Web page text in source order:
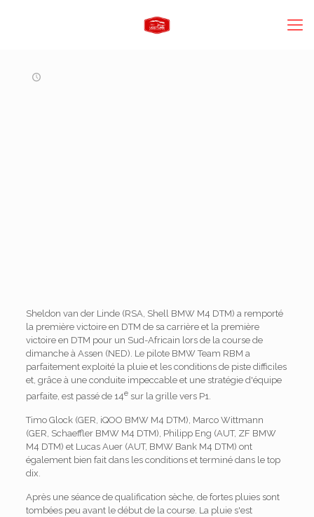
Sheldon van der Linde (RSA, Shell BMW M4 DTM) a remporté
la première victoire en DTM de sa carrière et la première
victoire en DTM pour un Sud-Africain lors de la course de
dimanche à Assen (NED). Le pilote BMW Team RBM a
parfaitement exploité la pluie et les conditions de piste difficiles
et, grâce à une conduite impeccable et une stratégie d'équipe
parfaite, est passé de 14esur la grille vers P1.
Timo Glock (GER, iQOO BMW M4 DTM), Marco Wittmann
(GER, Schaeffler BMW M4 DTM), Philipp Eng (AUT, ZF BMW
M4 DTM) et Lucas Auer (AUT, BMW Bank M4 DTM) ont
également bien fait dans les conditions et terminé dans le top
dix.
Après une séance de qualification sèche, de fortes pluies sont
tombées peu avant le début de la course. La pluie s'est